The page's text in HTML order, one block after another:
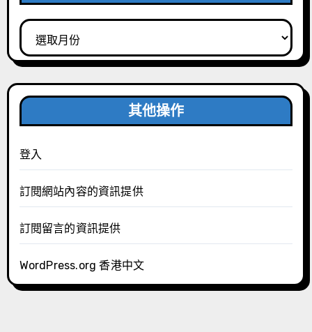
彙
整
其他操作
登入
訂閱網站內容的資訊提供
訂閱留言的資訊提供
WordPress.org 香港中文